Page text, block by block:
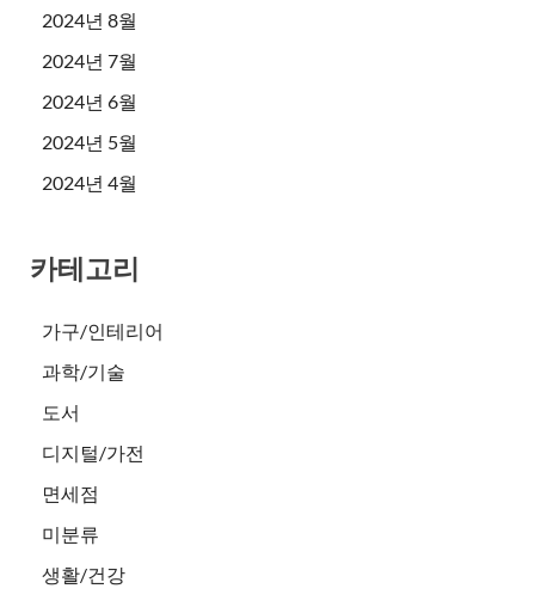
2024년 8월
2024년 7월
2024년 6월
2024년 5월
2024년 4월
카테고리
가구/인테리어
과학/기술
도서
디지털/가전
면세점
미분류
생활/건강